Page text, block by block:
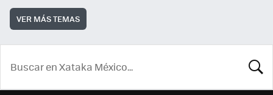
VER MÁS TEMAS